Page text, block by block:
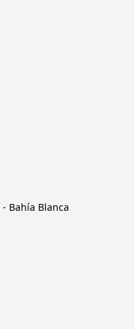
- Bahía Blanca